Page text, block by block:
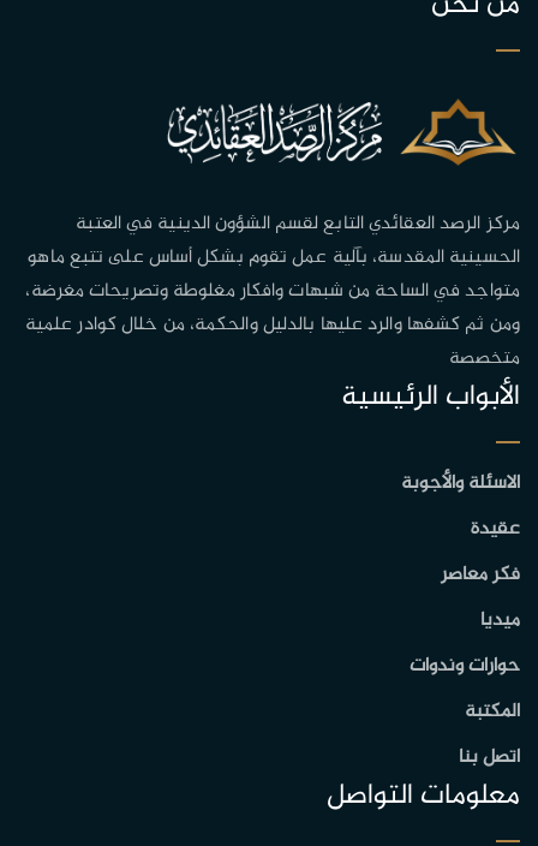
مركز الرصد العقائدي التابع لقسم الشؤون الدينية في العتبة
الحسينية المقدسة، بآلية عمل تقوم بشكل أساس على تتبع ماهو
متواجد في الساحة من شبهات وافكار مغلوطة وتصريحات مغرضة،
ومن ثم كشفها والرد عليها بالدليل والحكمة، من خلال كوادر علمية
متخصصة
الأبواب الرئيسية
الاسئلة والأجوبة
عقيدة
فكر معاصر
ميديا
حوارات وندوات
المكتبة
اتصل بنا
معلومات التواصل